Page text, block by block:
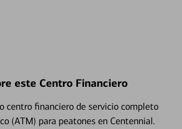
este Centro Financiero
centro financiero de servicio completo
(ATM) para peatones en Centennial.